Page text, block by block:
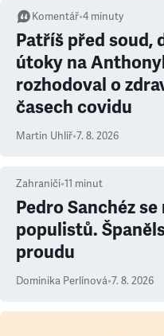
Komentář•4 minuty
Patříš před soud,
útoky na
rozhodoval o
časech covidu
Martin Uhlíř•7. 8. 2026
Zahraničí•11 minut
Pedro Sanchéz
populistů.
proudu
Dominika Perlínová•7. 8. 2026